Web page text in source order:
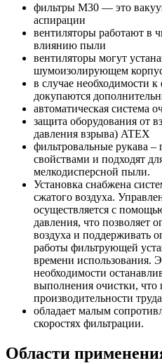
фильтры М30 — это
аспирации
вентиляторы работают в
влиянию пыли
вентиляторы могут
шумоизолирующем
в случае необходимости
докупаются
автоматическая система
защита оборудования от
давления взрыва) ATEX
фильтровальные рукава –
свойствами и подходят
мелкодисперсной пыли.
Установка снабжена
сжатого воздуха.
осуществляется с
давления, что позволяет
воздуха и поддерживать
работы фильтрующей
времени использования.
необходимости
выполнения очистки,
производительности
обладает малым
скоростях фильтрации.
Области